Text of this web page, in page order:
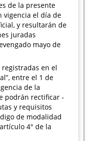
de la presente
vigencia el día de
y resultarán de
juradas
mayo de
en el
entre el 1 de
de la
podrán rectificar -
y requisitos
de modalidad
4° de la